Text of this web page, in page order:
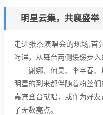
明星云集，共襄盛举
走进张杰演唱会的现场,首
海洋，从舞台两侧缓缓步
——谢娜、何炅、李宇春
明星的到来都伴随着粉丝
嘉宾登台献唱，或作为好
了无数亮点。